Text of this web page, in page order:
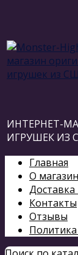
ИНТЕРНЕТ-
ИГРУШЕК ИЗ
Главная
О
Доставка
Контакты
Отзывы